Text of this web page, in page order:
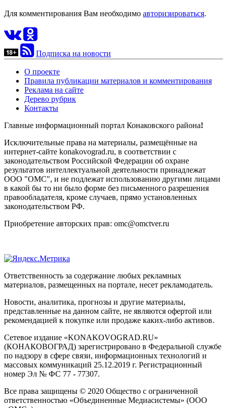
Для комментирования Вам необходимо авторизироваться.
Подписка на новости
О проекте
Правила публикации материалов и комментирования
Реклама на сайте
Дерево рубрик
Контакты
Главные информационный портал Конаковского района!
Исключительные права на материалы, размещённые на
интернет-сайте konakovograd.ru, в соответствии с
законодательством Российской Федерации об охране
результатов интеллектуальной деятельности принадлежат
ООО "ОМС", и не подлежат использованию другими лицами
в какой бы то ни было форме без письменного разрешения
правообладателя, кроме случаев, прямо установленных
законодательством РФ.
Приобретение авторских прав: omc@omctver.ru
Ответственность за содержание любых рекламных
материалов, размещенных на портале, несет рекламодатель.
Новости, аналитика, прогнозы и другие материалы,
представленные на данном сайте, не являются офертой или
рекомендацией к покупке или продаже каких-либо активов.
Сетевое издание «KONAKOVOGRAD.RU»
(КОНАКОВОГРАД) зарегистрировано в Федеральной службе
по надзору в сфере связи, информационных технологий и
массовых коммуникаций 25.12.2019 г. Регистрационный
номер Эл № ФС 77 - 77307.
Все права защищены © 2020 Общество с ограниченной
ответственностью «Объединенные Медиасистемы» (ООО